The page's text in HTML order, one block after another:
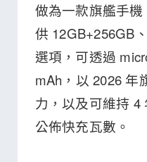
做為一款旗艦手
供 12GB+256GB
選項，可透過
mAh，以 2026 年
力，以及可維持 4
公佈快充瓦數。